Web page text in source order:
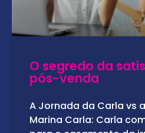
O segredo da
pós-venda
A Jornada da Carla vs
Marina Carla: Carla